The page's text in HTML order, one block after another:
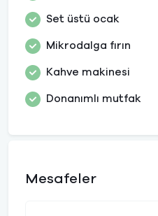
Set üstü ocak
Mikrodalga fırın
Kahve makinesi
Donanımlı mutfak
Mesafeler